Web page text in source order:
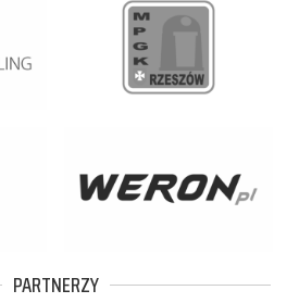
PARTNERZY